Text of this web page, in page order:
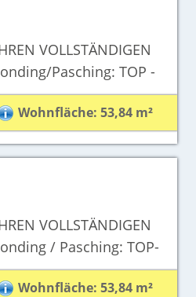
VOLLSTÄNDIGEN
Pasching: TOP -
Wohnfläche: 53,84 m²
VOLLSTÄNDIGEN
/ Pasching: TOP-
Wohnfläche: 53,84 m²